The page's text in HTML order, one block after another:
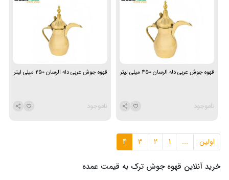
قهوه جوش عربی دله الرسان 450 میلی لیتر
ناموجود
قهوه جوش عربی دله الرسان 250 میلی لیتر
ناموجود
اولین ...
1
2
3
4
خرید آنلاین قهوه جوش ترک به قیمت عمده